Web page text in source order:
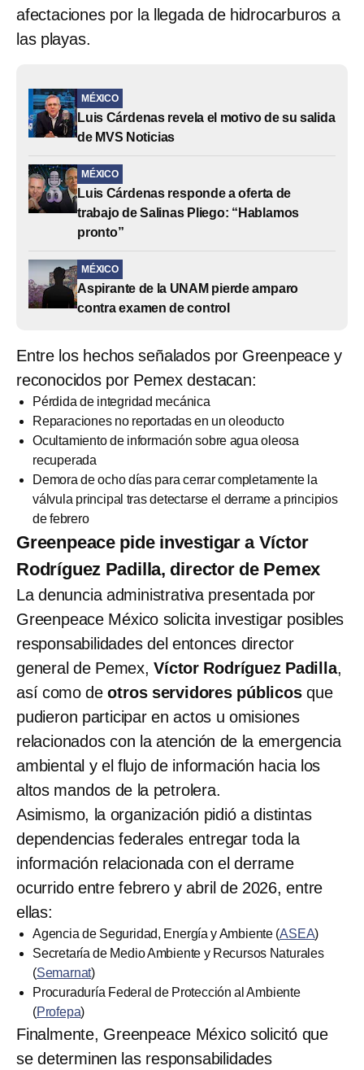
afectaciones por la llegada de hidrocarburos a
las playas.
MÉXICO
Luis Cárdenas revela el motivo de su salida
de MVS Noticias
MÉXICO
Luis Cárdenas responde a oferta de
trabajo de Salinas Pliego: “Hablamos
pronto”
MÉXICO
Aspirante de la UNAM pierde amparo
contra examen de control
Entre los hechos señalados por Greenpeace y
reconocidos por Pemex destacan:
Pérdida de integridad mecánica
Reparaciones no reportadas en un oleoducto
Ocultamiento de información sobre agua oleosa
recuperada
Demora de ocho días para cerrar completamente la
válvula principal tras detectarse el derrame a principios
de febrero
Greenpeace pide investigar a Víctor
Rodríguez Padilla, director de Pemex
La denuncia administrativa presentada por
Greenpeace México solicita investigar posibles
responsabilidades del entonces director
general de Pemex,Víctor Rodríguez Padilla,
así como deotros servidores públicosque
pudieron participar en actos u omisiones
relacionados con la atención de la emergencia
ambiental y el flujo de información hacia los
altos mandos de la petrolera.
Asimismo, la organización pidió a distintas
dependencias federales entregar toda la
información relacionada con el derrame
ocurrido entre febrero y abril de 2026, entre
ellas:
Agencia de Seguridad, Energía y Ambiente (ASEA)
Secretaría de Medio Ambiente y Recursos Naturales
(Semarnat)
Procuraduría Federal de Protección al Ambiente
(Profepa)
Finalmente, Greenpeace México solicitó que
se determinen las responsabilidades